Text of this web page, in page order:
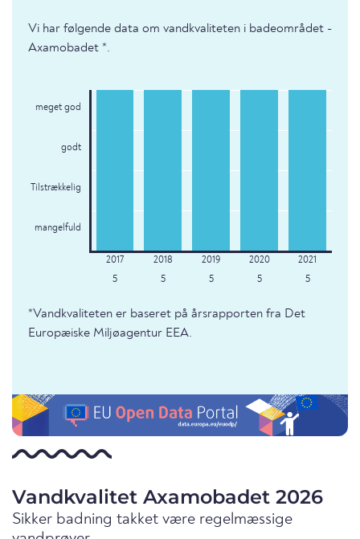
Vi har følgende data om vandkvaliteten i badeområdet -
Axamobadet *.
meget god
godt
Tilstrækkelig
mangelfuld
5 5 5 5 5
*Vandkvaliteten er baseret på årsrapporten fra Det
Europæiske Miljøagentur EEA.
Vandkvalitet Axamobadet 2026
Sikker badning takket være regelmæssige